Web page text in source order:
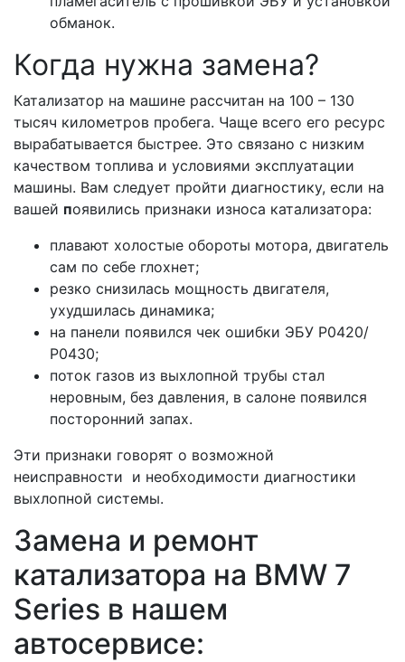
обманок.
Когда нужна замена?
Катализатор на машине рассчитан на 100 – 130
тысяч километров пробега. Чаще всего его ресурс
вырабатывается быстрее. Это связано с низким
качеством топлива и условиями эксплуатации
машины. Вам следует пройти диагностику, если на
вашей появились признаки износа катализатора:
плавают холостые обороты мотора, двигатель
сам по себе глохнет;
резко снизилась мощность двигателя,
ухудшилась динамика;
на панели появился чек ошибки ЭБУ Р0420/
Р0430;
поток газов из выхлопной трубы стал
неровным, без давления, в салоне появился
посторонний запах.
Эти признаки говорят о возможной
неисправности и необходимости диагностики
выхлопной системы.
Замена и ремонт
катализатора на BMW 7
Series в нашем
автосервисе: